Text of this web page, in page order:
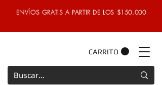
ENVÍOS GRATIS A PARTIR DE LOS $150.000
CARRITO